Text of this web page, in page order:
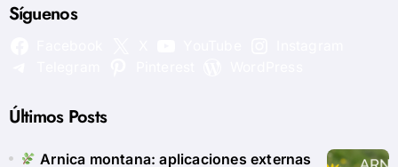
Síguenos
Últimos Posts
Arnica montana: aplicaciones externas